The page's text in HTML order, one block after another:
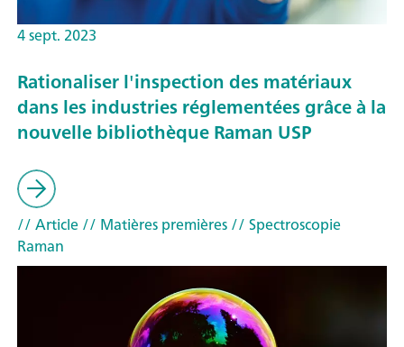
4 sept. 2023
Rationaliser l'inspection des matériaux
dans les industries réglementées grâce à la
nouvelle bibliothèque Raman USP
// Article// Matières premières// Spectroscopie
Raman